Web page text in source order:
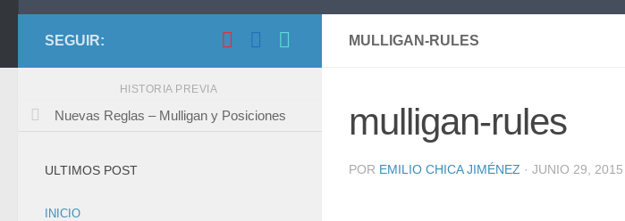
MULLIGAN-RULES
mulligan-rules
POR EMILIO CHICA JIMÉNEZ · JUNIO 29, 2015
SEGUIR:
HISTORIA PREVIA
Nuevas Reglas – Mulligan y Posiciones
ULTIMOS POST
INICIO